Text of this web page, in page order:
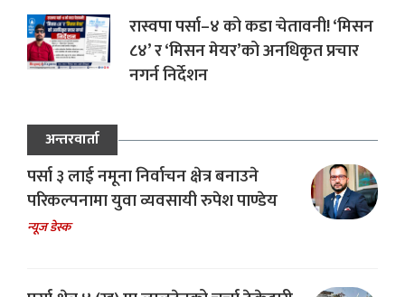
रास्वपा पर्सा–४ को कडा चेतावनी! ‘मिसन
८४’ र ‘मिसन मेयर’को अनधिकृत प्रचार
नगर्न निर्देशन
अन्तरवार्ता
पर्सा ३ लाई नमूना निर्वाचन क्षेत्र बनाउने
परिकल्पनामा युवा व्यवसायी रुपेश पाण्डेय
न्यूज डेस्क